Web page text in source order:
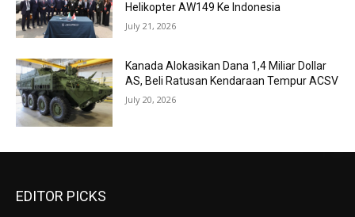
Helikopter AW149 Ke Indonesia
July 21, 2026
Kanada Alokasikan Dana 1,4 Miliar Dollar
AS, Beli Ratusan Kendaraan Tempur ACSV
July 20, 2026
EDITOR PICKS